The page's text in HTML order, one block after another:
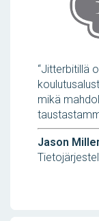
“Jitterbitillä
mikä
Jason